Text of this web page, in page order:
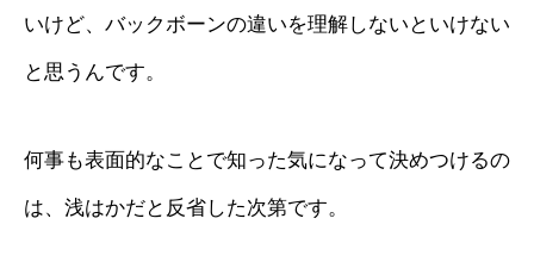
いけど、バックボーンの違いを理解しないといけない
と思うんです。
何事も表面的なことで知った気になって決めつけるの
は、浅はかだと反省した次第です。